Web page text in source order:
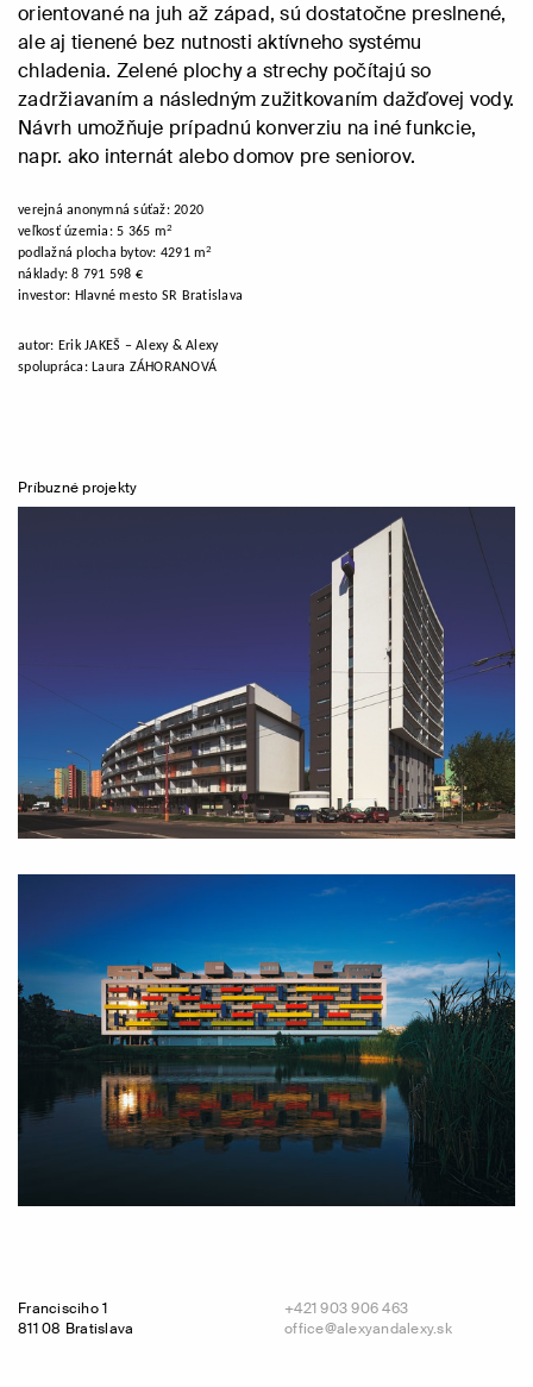
orientované na juh až západ, sú dostatočne preslnené,
ale aj tienené bez nutnosti aktívneho systému
chladenia. Zelené plochy a strechy počítajú so
zadržiavaním a následným zužitkovaním dažďovej vody.
Návrh umožňuje prípadnú konverziu na iné funkcie,
napr. ako internát alebo domov pre seniorov.
verejná anonymná súťaž: 2020
veľkosť územia: 5 365 m2
podlažná plocha bytov: 4291m2
náklady: 8 791 598 €
investor: Hlavné mesto SR Bratislava
autor: Erik JAKEŠ – Alexy & Alexy
spolupráca: Laura ZÁHORANOVÁ
Príbuzné projekty
Francisciho 1
811 08 Bratislava
+421 903 906 463
office@alexyandalexy.sk